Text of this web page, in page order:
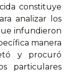
constituye
analizar los
infundieron
manera
y procuró
particulares